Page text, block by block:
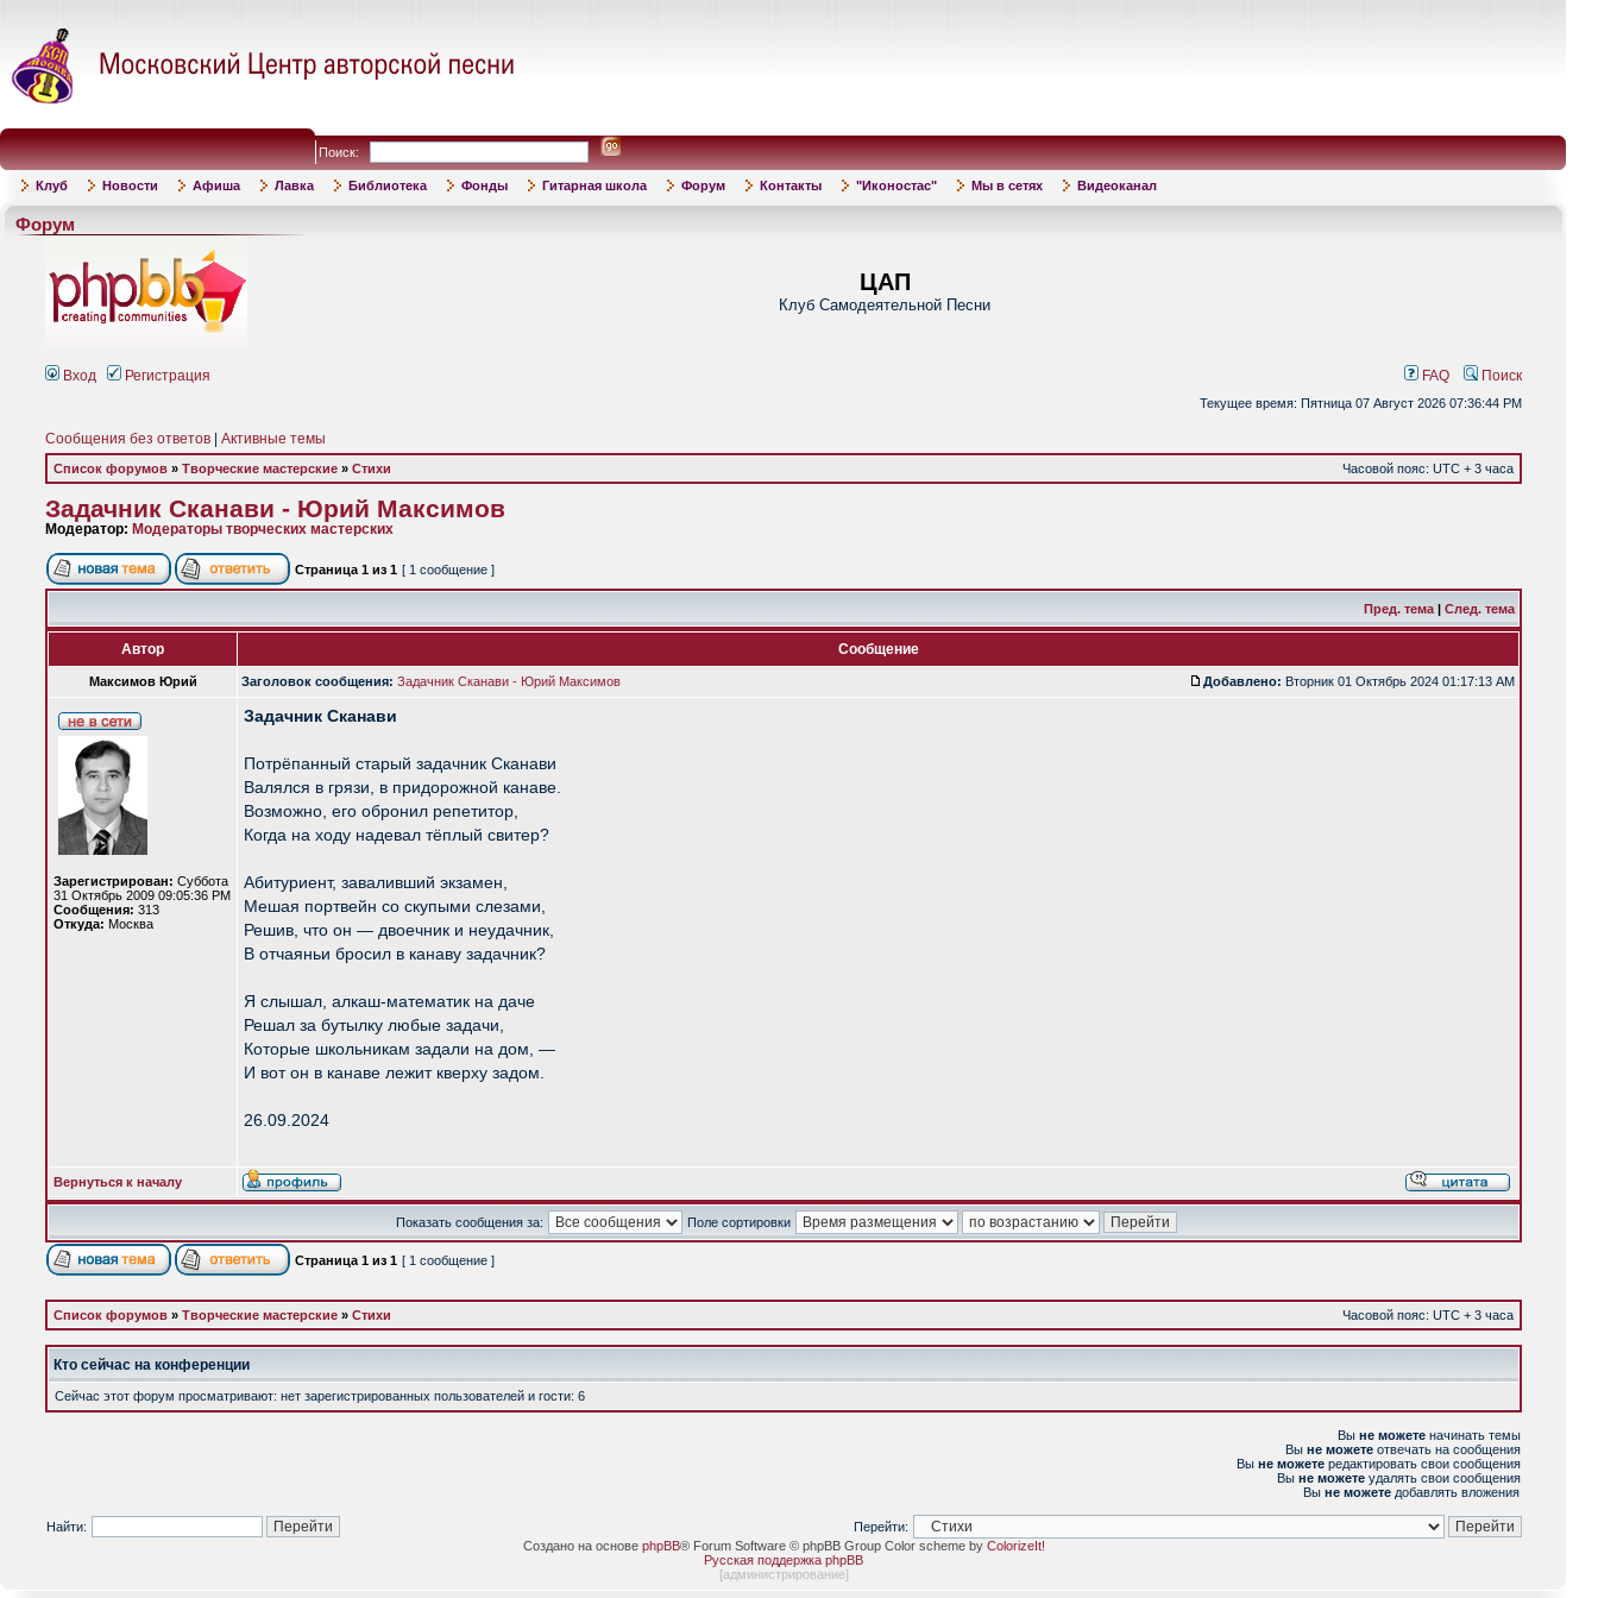
Поиск:
Клуб Новости Афиша Лавка Библиотека Фонды Гитарная школа Форум Контакты "Иконостас" Мы в сетях Видеоканал
Форум
ЦАП
Клуб Самодеятельной Песни
Вход Регистрация FAQ Поиск
Текущее время: Пятница 07 Август 2026 07:36:44 PM
Сообщения без ответов Активные темы
Список форумов » Творческие мастерские » Стихи Часовой пояс: UTC + 3 часа
Задачник Сканави - Юрий Максимов
Модератор: Модераторы творческих мастерских
Страница 1 из 1 [ 1 сообщение ]
Пред. тема | След. тема
Автор Сообщение
Максимов Юрий Заголовок сообщения: Задачник Сканави - Юрий Максимов Добавлено: Вторник 01 Октябрь 2024 01:17:13 AM
Зарегистрирован: Суббота
31 Октябрь 2009 09:05:36 PM
Сообщения: 313
Откуда: Москва
Задачник Сканави
Потрёпанный старый задачник Сканави
Валялся в грязи, в придорожной канаве.
Возможно, его обронил репетитор,
Когда на ходу надевал тёплый свитер?
Абитуриент, заваливший экзамен,
Мешая портвейн со скупыми слезами,
Решив, что он — двоечник и неудачник,
В отчаяньи бросил в канаву задачник?
Я слышал, алкаш-математик на даче
Решал за бутылку любые задачи,
Которые школьникам задали на дом, —
И вот он в канаве лежит кверху задом.
26.09.2024
Вернуться к началу
Показать сообщения за: Поле сортировки
Страница 1 из 1 [ 1 сообщение ]
Список форумов » Творческие мастерские » Стихи Часовой пояс: UTC + 3 часа
Кто сейчас на конференции
Сейчас этот форум просматривают: нет зарегистрированных пользователей и гости: 6
Вы не можете начинать темы
Вы не можете отвечать на сообщения
Вы не можете редактировать свои сообщения
Вы не можете удалять свои сообщения
Вы не можете добавлять вложения
Найти:
Перейти:
Создано на основе phpBB® Forum Software © phpBB Group Color scheme by ColorizeIt!
Русская поддержка phpBB
[администрирование]